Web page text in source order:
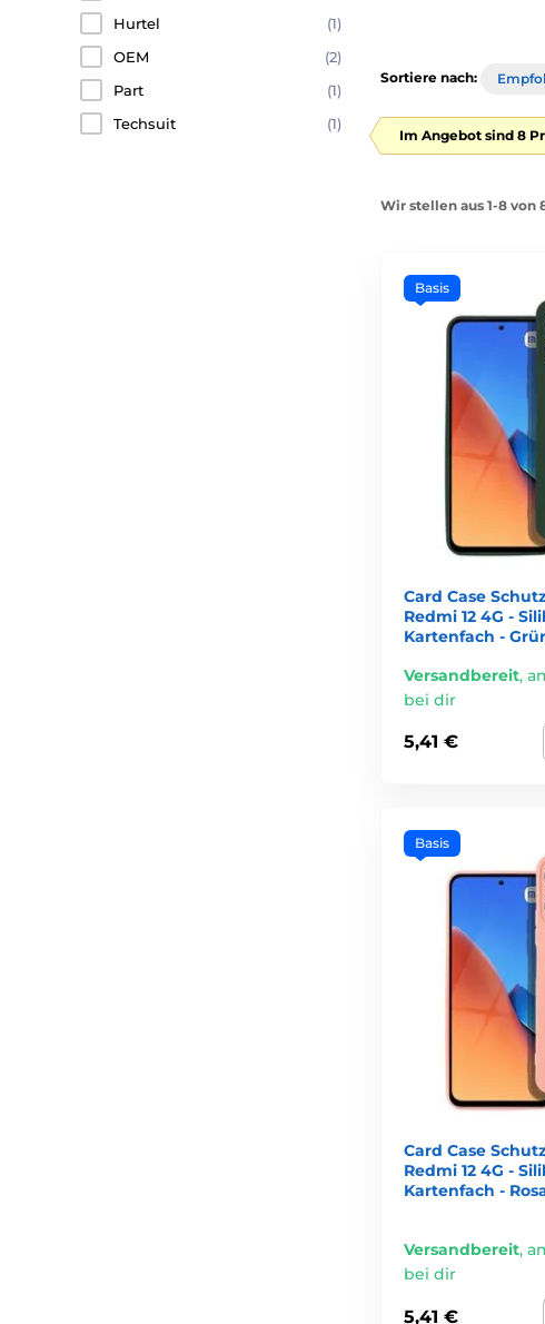
Hurtel
(1)
OEM
(2)
Part
(1)
Techsuit
(1)
Sortiere nach:
Im Angebot sind 8
Wir stellen aus 1-8 von
Basis
Card Case
Redmi 12 4G -
Kartenfach -
Versandbereit,
bei dir
5,41 €
Basis
Card Case
Redmi 12 4G -
Kartenfach -
Versandbereit,
bei dir
5,41 €